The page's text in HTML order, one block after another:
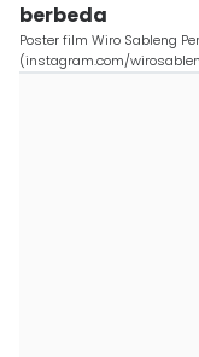
berbeda
Poster film Wiro Sableng
(instagram.com/